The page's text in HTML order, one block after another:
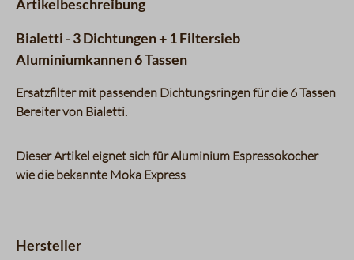
Artikelbeschreibung
Bialetti - 3 Dichtungen + 1 Filtersieb
Aluminiumkannen 6 Tassen
Ersatzfilter mit passenden Dichtungsringen für die 6 Tassen
Bereiter von Bialetti.
Dieser Artikel eignet sich für Aluminium Espressokocher
wie die bekannte Moka Express
Hersteller